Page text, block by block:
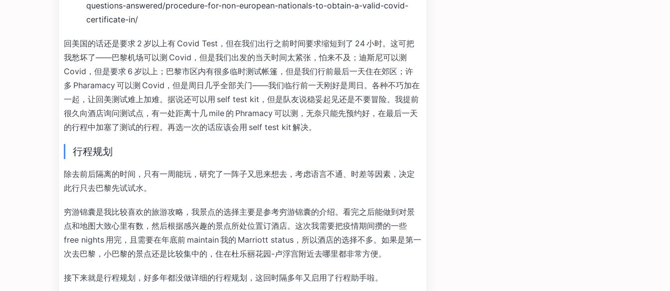
questions-answered/procedure-for-non-european-nationals-to-obtain-a-valid-covid-
certificate-in/
回美国的话还是要求 2 岁以上有 Covid Test，但在我们出行之前时间要求缩短到了 24 小时。这可把
我愁坏了——巴黎机场可以测 Covid，但是我们出发的当天时间太紧张，怕来不及；迪斯尼可以测
Covid，但是要求 6 岁以上；巴黎市区内有很多临时测试帐篷，但是我们行前最后一天住在郊区；许
多 Pharamacy 可以测 Covid，但是周日几乎全部关门——我们临行前一天刚好是周日。各种不巧加在
一起，让回美测试难上加难。据说还可以用 self test kit，但是队友说稳妥起见还是不要冒险。我提前
很久向酒店询问测试点，有一处距离十几 mile 的 Phramacy 可以测，无奈只能先预约好，在最后一天
的行程中加塞了测试的行程。再选一次的话应该会用 self test kit 解决。
行程规划
除去前后隔离的时间，只有一周能玩，研究了一阵子又思来想去，考虑语言不通、时差等因素，决定
此行只去巴黎先试试水。
穷游锦囊是我比较喜欢的旅游攻略，我景点的选择主要是参考穷游锦囊的介绍。看完之后能做到对景
点和地图大致心里有数，然后根据感兴趣的景点所处位置订酒店。这次我需要把疫情期间攒的一些
free nights 用完，且需要在年底前 maintain 我的 Marriott status，所以酒店的选择不多。如果是第一
次去巴黎，小巴黎的景点还是比较集中的，住在杜乐丽花园-卢浮宫附近去哪里都非常方便。
接下来就是行程规划，好多年都没做详细的行程规划，这回时隔多年又启用了行程助手啦。